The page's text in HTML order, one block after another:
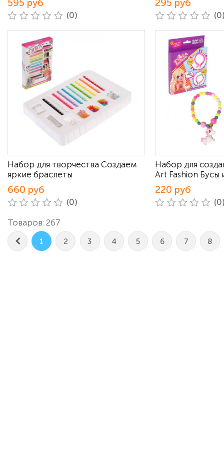
595 руб
(0)
295 руб
Набор для творчества Создаем
яркие браслеты
660 руб
(0)
Набор для
Art Fashion Бусы
220 руб
Товаров: 267
1 2 3 4 5 6 7 8